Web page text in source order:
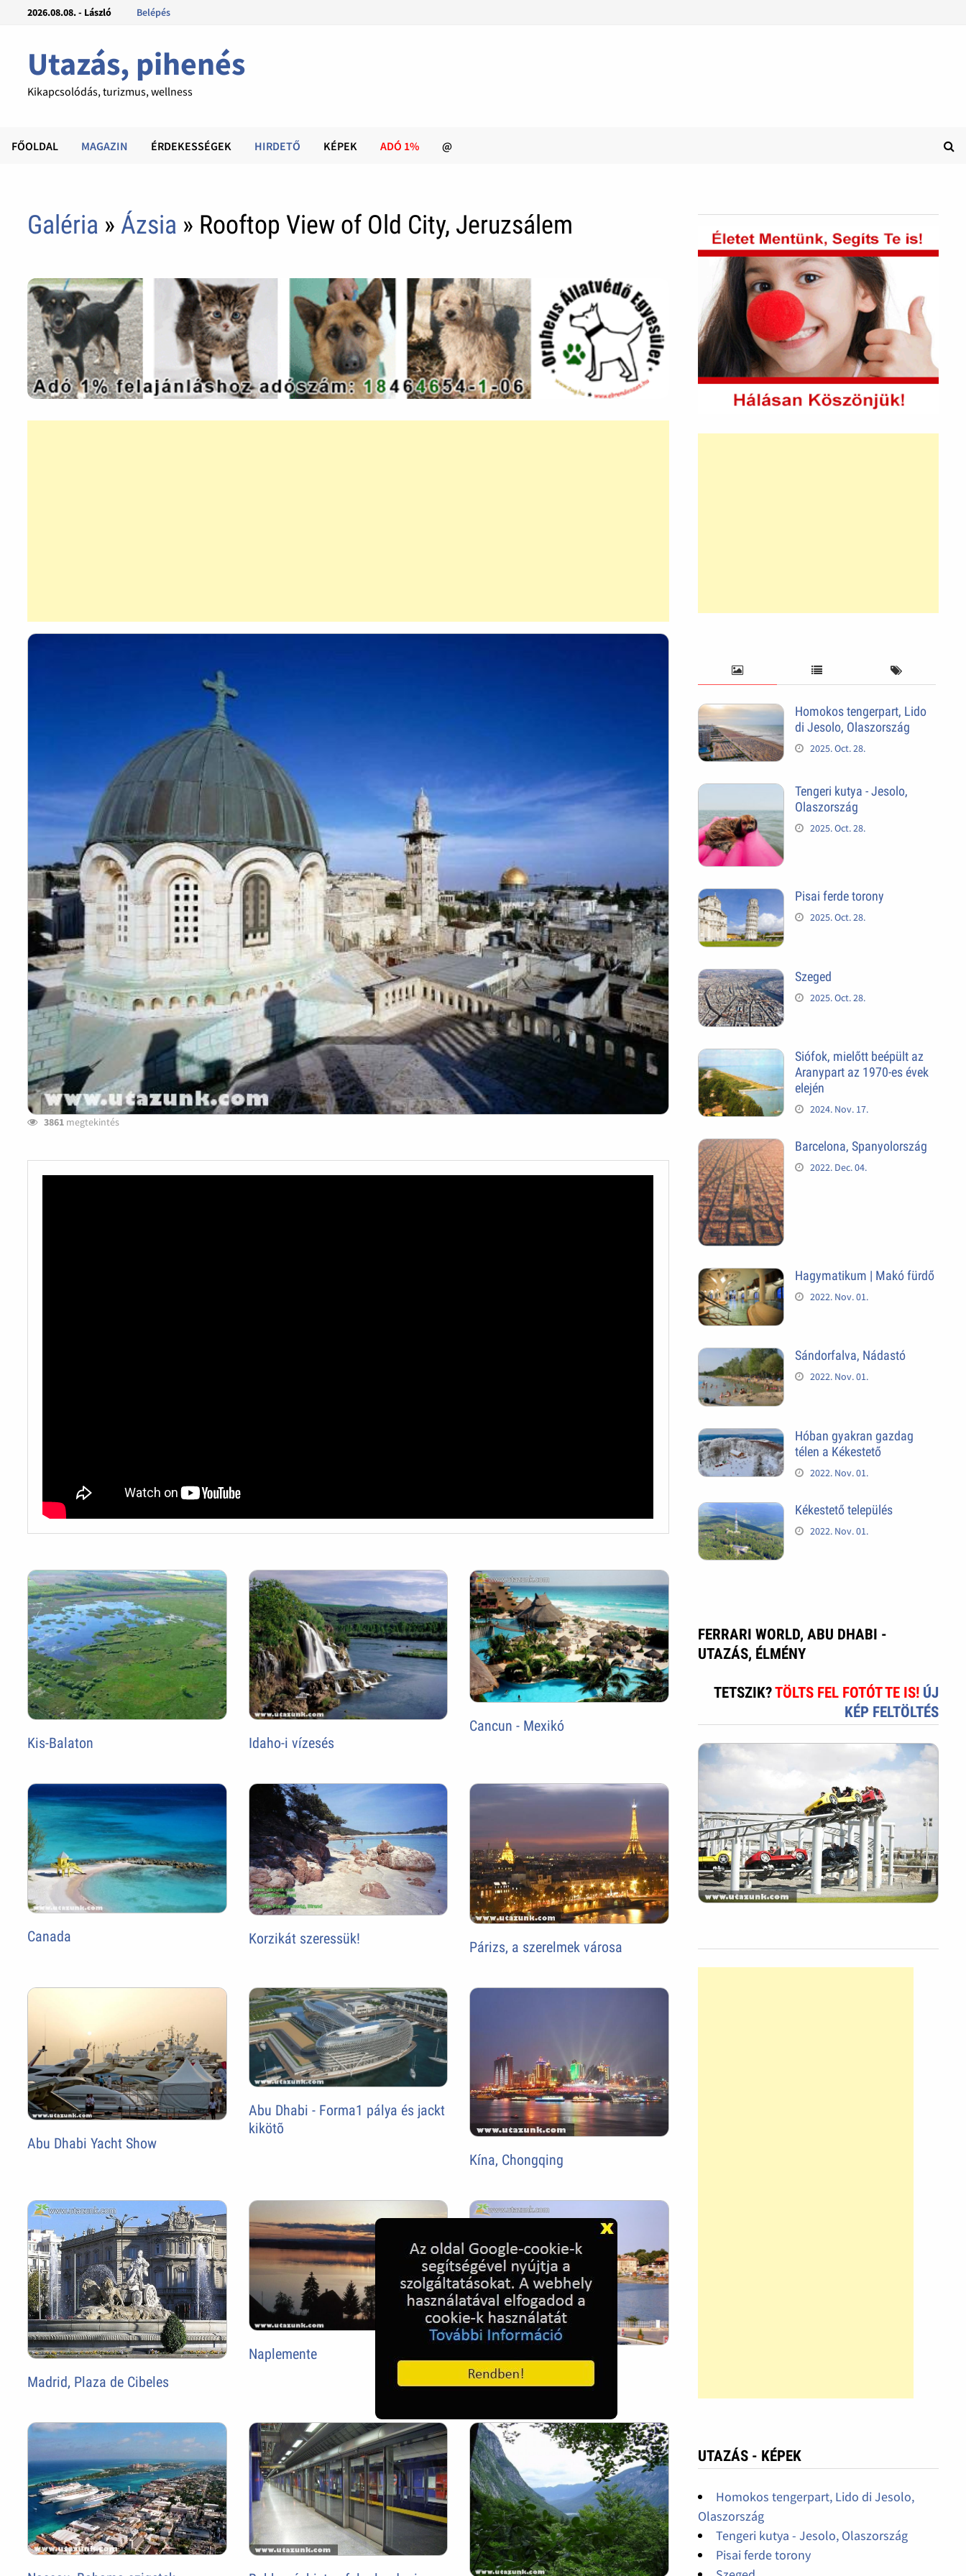
2026.08.08. - László Belépés
Utazás, pihenés
Kikapcsolódás, turizmus, wellness
FŐOLDAL MAGAZIN ÉRDEKESSÉGEK HIRDETŐ KÉPEK ADÓ 1% @
Galéria » Ázsia » Rooftop View of Old City, Jeruzsálem
3861 megtekintés
Kis-Balaton Idaho-i vízesés
Cancun - Mexikó
Canada Korzikát szeressük! Párizs, a szerelmek városa
Abu Dhabi Yacht Show
Abu Dhabi - Forma1 pálya és jackt
kikötõ
Kína, Chongqing
Madrid, Plaza de Cibeles
Naplemente
Neszebár - Bulgária
Homokos tengerpart, Lido
di Jesolo, Olaszország
2025. Oct. 28.
Tengeri kutya - Jesolo,
Olaszország
2025. Oct. 28.
Pisai ferde torony
2025. Oct. 28.
Szeged
2025. Oct. 28.
Siófok, mielőtt beépült az
Aranypart az 1970-es évek
elején
2024. Nov. 17.
Barcelona, Spanyolország
2022. Dec. 04.
Hagymatikum | Makó fürdő
2022. Nov. 01.
Sándorfalva, Nádastó
2022. Nov. 01.
Hóban gyakran gazdag
télen a Kékestető
2022. Nov. 01.
Kékestető település
2022. Nov. 01.
FERRARI WORLD, ABU DHABI -
UTAZÁS, ÉLMÉNY
TETSZIK?TÖLTS FEL FOTÓT TE IS! ÚJ
KÉP FELTÖLTÉS
UTAZÁS - KÉPEK
Homokos tengerpart, Lido di Jesolo,
Olaszország
Tengeri kutya - Jesolo, Olaszország
Pisai ferde torony